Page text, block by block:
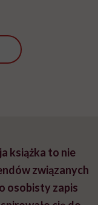
książka to nie
związanych
osobisty zapis